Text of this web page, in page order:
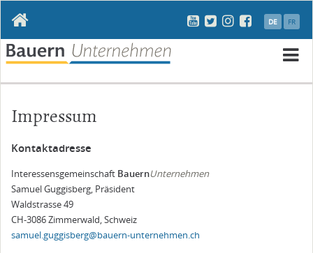
DE FR
Impressum
Kontaktadresse
Interessensgemeinschaft BauernUnternehmen
Samuel Guggisberg, Präsident
Waldstrasse 49
CH-3086 Zimmerwald, Schweiz
samuel.guggisberg@bauern-unternehmen.ch